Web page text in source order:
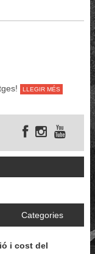
LLEGIR MÉS
Categories
i cost del